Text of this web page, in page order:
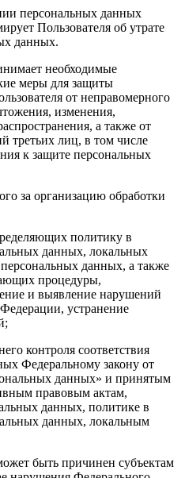
персональных данных
Пользователя об утрате
данных.
необходимые
меры для защиты
от неправомерного
изменения,
а также от
третьих лиц, в том числе
к защите персональных
за организацию обработки
политику в
данных, локальных
данных, а также
процедуры,
и выявление нарушений
устранение
контроля соответствия
Федеральному закону от
данных» и принятым
правовым актам,
данных, политике в
данных, локальным
быть причинен субъектам